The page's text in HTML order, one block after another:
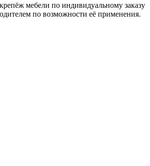
мебели по индивидуальному заказу
по возможности её применения.